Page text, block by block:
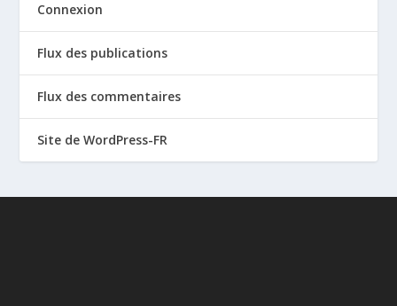
Connexion
Flux des publications
Flux des commentaires
Site de WordPress-FR